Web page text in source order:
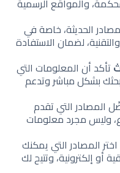
الحديثة، خاصة في
لضمان الاستفادة
تأكد أن المعلومات التي
بشكل مباشر وتدعم
التي تقدم
وليس مجرد معلومات
المصادر التي يمكنك
أو إلكترونية، وتتيح لك